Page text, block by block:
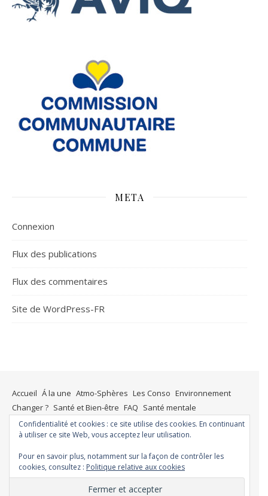
META
Connexion
Flux des publications
Flux des commentaires
Site de WordPress-FR
Accueil Á la une Atmo-Sphères Les Conso Environnement
Changer ? Santé et Bien-être FAQ Santé mentale
Plus de liberté
Plus d’argent Meilleur sommeil
Meilleur coeur
Meilleur souffle Meilleure fertilité
Meilleure vie sexuelle
Moins de dépression
Meilleur odorat
Meilleur goût
Moins de pollution
Thème Ashe parWP Royal
Confidentialité et cookies : ce site utilise des cookies. En continuant
à utiliser ce site Web, vous acceptez leur utilisation.
Pour en savoir plus, notamment sur la façon de contrôler les
cookies, consultez : Politique relative aux cookies